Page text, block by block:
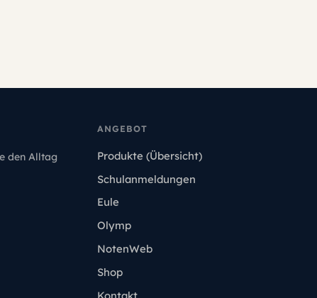
den Alltag
ANGEBOT
Produkte (Übersicht)
Schulanmeldungen
Eule
Olymp
NotenWeb
Shop
Kontakt